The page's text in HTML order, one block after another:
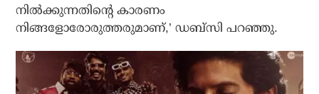
നില്‍ക്കുന്നതിന്റെ കാരണം
നിങ്ങളോരോരുത്തരുമാണ്,’ ഡബ്‌സി പറഞ്ഞു.